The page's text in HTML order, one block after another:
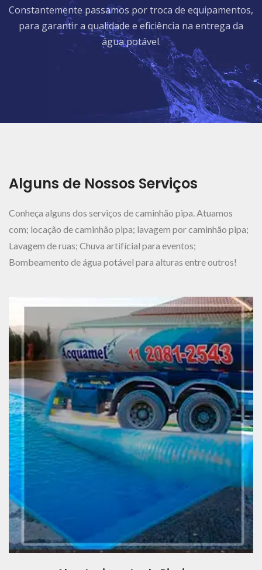
Constantemente passamos por troca de equipamentos,
para garantir a qualidade e eficiência na entrega da
água potável.
Alguns de Nossos Serviços
Conheça alguns dos serviços de caminhão pipa. Atuamos
com; locação de caminhão pipa; lavagem por caminhão pipa;
Lavagem de ruas; Chuva artifícial para eventos;
Bombeamento de água potável para alturas entre outros!